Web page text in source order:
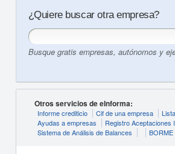
¿Quiere buscar otra empresa?
Busque gratis empresas, autónomos y
Otros servicios de eInforma:
Informe crediticio Cif de una empresa
Ayudas a empresas
Registro Aceptaciones
Sistema de Análisis de Balances
BORME